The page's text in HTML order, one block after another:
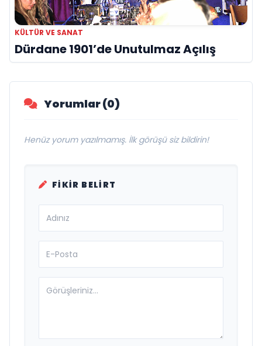
KÜLTÜR VE SANAT
Dürdane 1901’de Unutulmaz Açılış
Yorumlar (0)
Henüz yorum yazılmamış. İlk görüşü siz bildirin!
FIKIR BELIRT